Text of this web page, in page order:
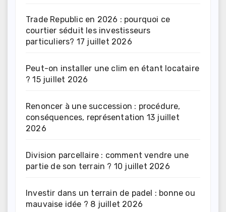
Trade Republic en 2026 : pourquoi ce
courtier séduit les investisseurs
particuliers? 17 juillet 2026
Peut-on installer une clim en étant locataire
? 15 juillet 2026
Renoncer à une succession : procédure,
conséquences, représentation 13 juillet
2026
Division parcellaire : comment vendre une
partie de son terrain ? 10 juillet 2026
Investir dans un terrain de padel : bonne ou
mauvaise idée ? 8 juillet 2026